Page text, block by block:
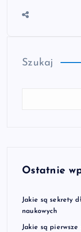
Szukaj
Ostatnie
Jakie są sekrety
naukowych
Jakie są